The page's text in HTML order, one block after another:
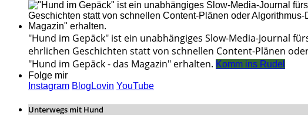
"Hund im Gepäck" ist ein unabhängiges Slow-Media-Journal
ehrlichen Geschichten statt von schnellen Content-Plänen
"Hund im Gepäck - das Magazin" erhalten. Komm ins Rudel
Folge mir
Instagram BlogLovin YouTube
Unterwegs mit Hund